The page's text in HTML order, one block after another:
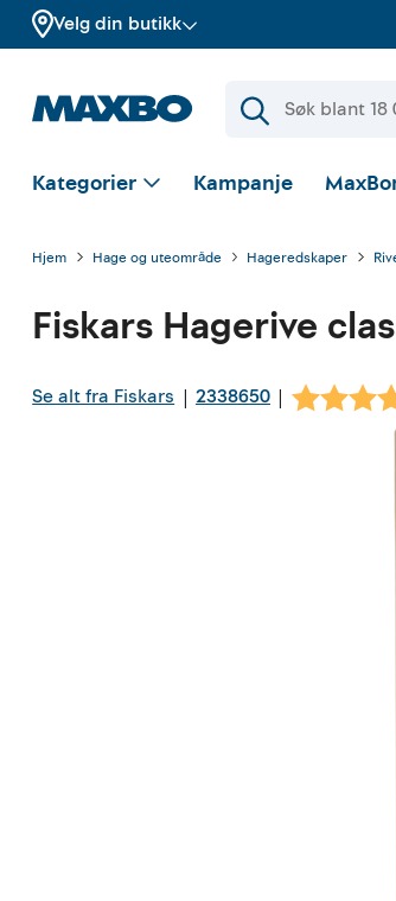
Velg din butikk
Kategorier Kampanje
Hjem Hage og uteområde Hageredskaper
Fiskars Hagerive
Se alt fra Fiskars | 2338650 |